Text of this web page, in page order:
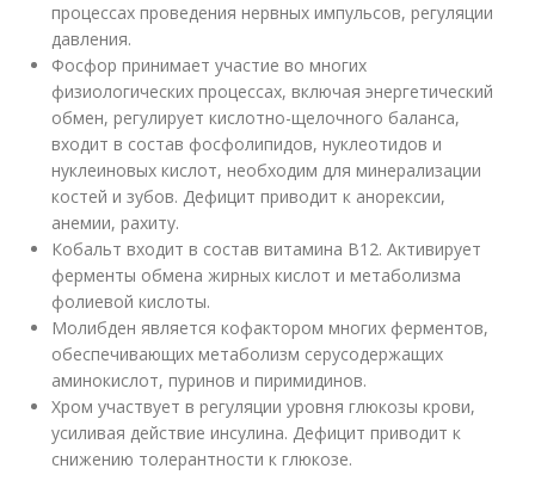
процессах проведения нервных импульсов, регуляции
давления.
Фосфор принимает участие во многих
физиологических процессах, включая энергетический
обмен, регулирует кислотно-щелочного баланса,
входит в состав фосфолипидов, нуклеотидов и
нуклеиновых кислот, необходим для минерализации
костей и зубов. Дефицит приводит к анорексии,
анемии, рахиту.
Кобальт входит в состав витамина В12. Активирует
ферменты обмена жирных кислот и метаболизма
фолиевой кислоты.
Молибден является кофактором многих ферментов,
обеспечивающих метаболизм серусодержащих
аминокислот, пуринов и пиримидинов.
Хром участвует в регуляции уровня глюкозы крови,
усиливая действие инсулина. Дефицит приводит к
снижению толерантности к глюкозе.